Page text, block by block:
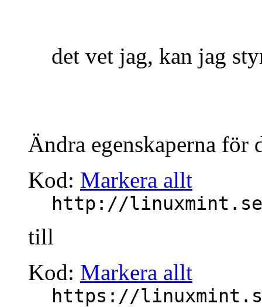
det vet jag, kan jag
Ändra egenskaperna för
Kod: Markera allt
http://
till
Kod: Markera allt
https://